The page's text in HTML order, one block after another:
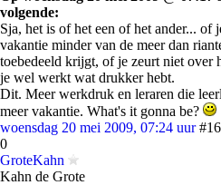
volgende:
Sja, het is of het een of het ander... of
vakantie minder van de meer dan
toebedeeld krijgt, of je zeurt niet over
je wel werkt wat drukker hebt.
Dit. Meer werkdruk en leraren die
meer vakantie. What's it gonna be?
woensdag 20 mei 2009, 07:24 uur #16
0
GroteKahn
Kahn de Grote